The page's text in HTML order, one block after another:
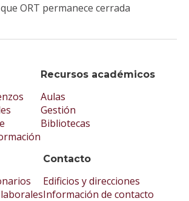
Recursos académicos
Aulas
Gestión
Bibliotecas
Contacto
Edificios y direcciones
Información de contacto
ORT permanece cerrada